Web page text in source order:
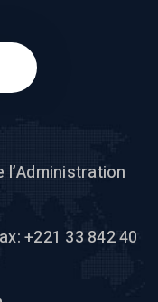
l’Administration
+221 33 842 40